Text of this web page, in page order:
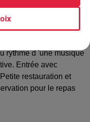
et Moriniovirtuoses de
Colmar
pour ce rendez
rythme d 'une musique
Entrée avec
restauration et
pour le repas